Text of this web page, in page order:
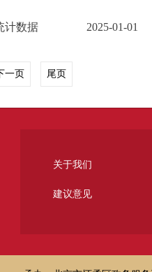
计数据 2025-01-01
一页 尾页
关于我们
建议意见